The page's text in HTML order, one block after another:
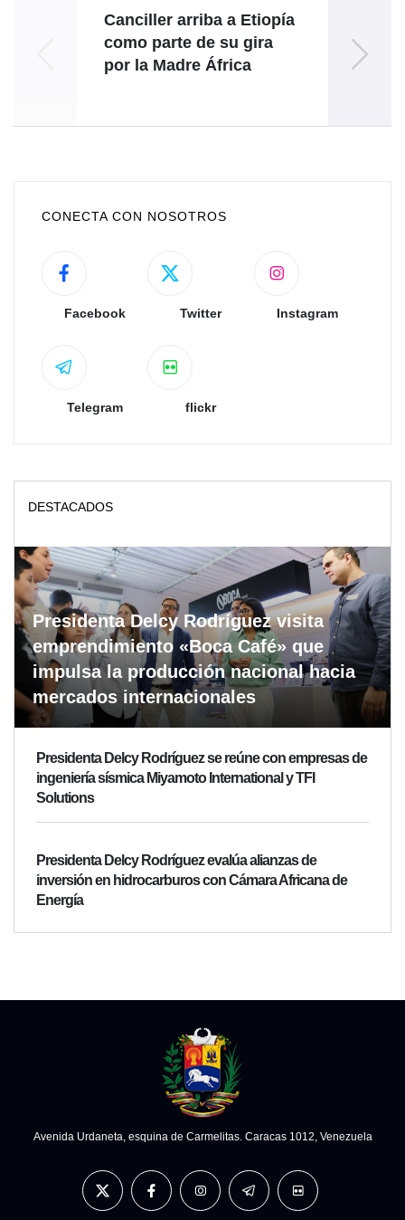
Canciller arriba a Etiopía
como parte de su gira
por la Madre África
CONECTA CON NOSOTROS
Facebook Twitter Instagram
Telegram flickr
DESTACADOS
Presidenta Delcy Rodríguez visita
emprendimiento «Boca Café» que
impulsa la producción nacional hacia
mercados internacionales
Presidenta Delcy Rodríguez se reúne con empresas de
ingeniería sísmica Miyamoto International y TFI
Solutions
Presidenta Delcy Rodríguez evalúa alianzas de
inversión en hidrocarburos con Cámara Africana de
Energía
Avenida Urdaneta, esquina de Carmelitas. Caracas 1012, Venezuela